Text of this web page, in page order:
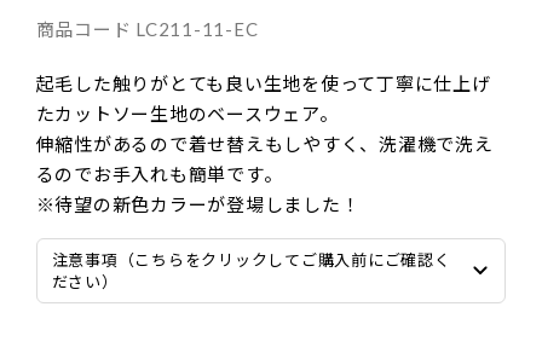
商品コード LC211-11-EC
起毛した触りがとても良い生地を使って丁寧に仕上げ
たカットソー生地のベースウェア。
伸縮性があるので着せ替えもしやすく、洗濯機で洗え
るのでお手入れも簡単です。
※待望の新色カラーが登場しました！
注意事項（こちらをクリックしてご購入前にご確認く
ださい）